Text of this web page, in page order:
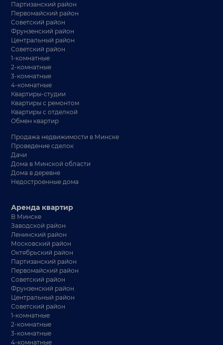
Партизанский район
Первомайский район
Советский район
Фрунзенский район
Центральный район
Советский район
1-комнатные
2-комнатные
3-комнатные
4-комнатные
Квартиры-студии
Квартиры с ремонтом
Квартиры с отделкой
Обмен квартир
Продажа недвижимости в Минске
Проведение сделок
Дачи
Дома в Минской области
Дома в деревне
Недостроенные дома
Аренда квартир
В Минске
Заводской район
Ленинский район
Московский район
Октябрьский район
Партизанский район
Первомайский район
Советский район
Фрунзенский район
Центральный район
Советский район
1-комнатные
2-комнатные
3-комнатные
4-комнатные